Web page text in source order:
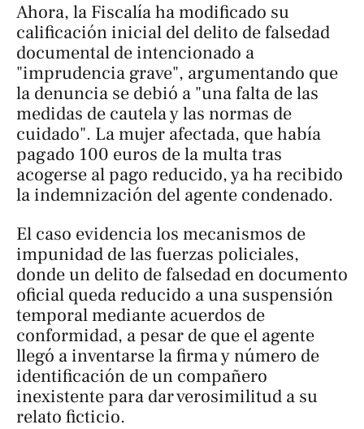
Ahora, la Fiscalía ha modificado su
calificación inicial del delito de falsedad
documental de intencionado a
"imprudencia grave", argumentando que
la denuncia se debió a "una falta de las
medidas de cautela y las normas de
cuidado". La mujer afectada, que había
pagado 100 euros de la multa tras
acogerse al pago reducido, ya ha recibido
la indemnización del agente condenado.
El caso evidencia los mecanismos de
impunidad de las fuerzas policiales,
donde un delito de falsedad en documento
oficial queda reducido a una suspensión
temporal mediante acuerdos de
conformidad, a pesar de que el agente
llegó a inventarse la firma y número de
identificación de un compañero
inexistente para dar verosimilitud a su
relato ficticio.